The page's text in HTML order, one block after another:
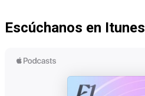
Escúchanos en Itunes